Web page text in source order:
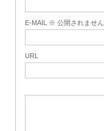
E-MAIL ※ 公開されません
URL